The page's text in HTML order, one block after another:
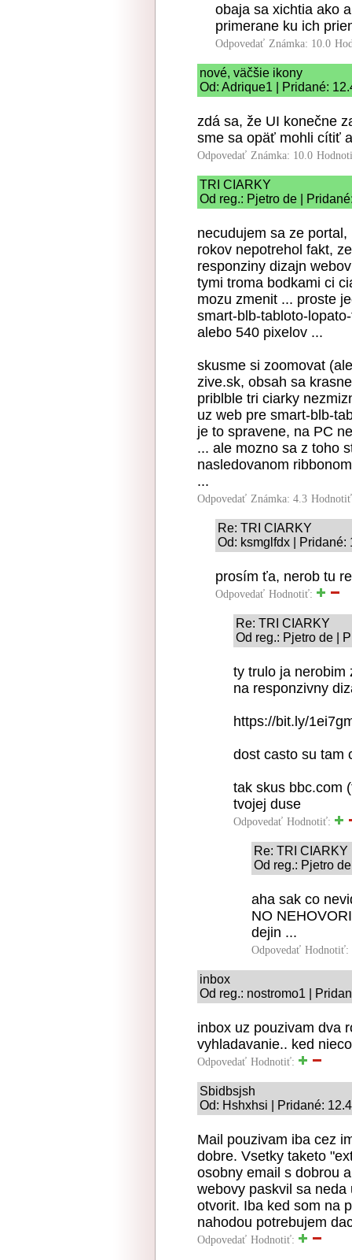
obaja sa xichtia ako
primerane ku ich
Odpovedať Známka: 10.0
nové, väčšie ikony
Od: Adrique1 | Pridané:
zdá sa, že UI konečne
sme sa opäť mohli cítiť
Odpovedať Známka: 10.0
TRI CIARKY
Od reg.: Pjetro de |
necudujem sa ze
rokov nepotrehol fakt,
responziny dizajn
tymi troma bodkami ci
mozu zmenit ... proste
smart-blb-tabloto-
alebo 540 pixelov ...
skusme si zoomovat
zive.sk, obsah sa
priblble tri ciarky
uz web pre smart-blb-
je to spravene, na PC
... ale mozno sa z toho
nasledovanom
...
Odpovedať Známka: 4.3
Re: TRI CIARKY
Od: ksmglfdx | Pridané:
prosím ťa, nerob tu
Odpovedať Hodnotiť:
Re: TRI CIARKY
Od reg.: Pjetro de |
ty trulo ja nerobim
na responzivny
https://bit.ly/
dost casto su tam
tak skus bbc.com
tvojej duse
Odpovedať Hodnotiť:
Re: TRI CIARKY
Od reg.: Pjetro
aha sak co
NO
dejin ...
Odpovedať Hodnotiť:
inbox
Od reg.: nostromo1 |
inbox uz pouzivam dva
vyhladavanie.. ked
Odpovedať Hodnotiť:
Sbidbsjsh
Od: Hshxhsi | Pridané:
Mail pouzivam iba cez
dobre. Vsetky taketo
osobny email s dobrou
webovy paskvil sa
otvorit. Iba ked som na
nahodou potrebujem
Odpovedať Hodnotiť: